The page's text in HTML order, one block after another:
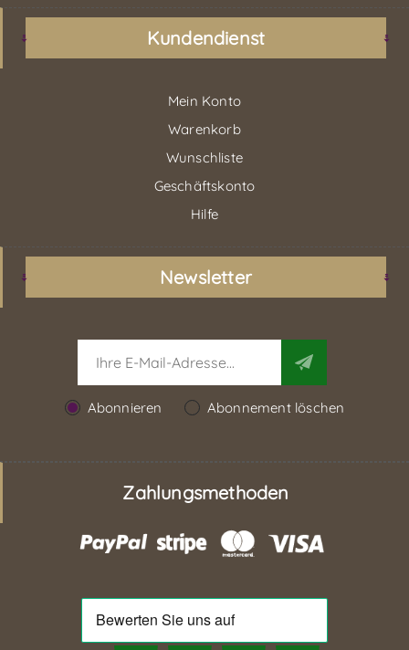
Kundendienst
Mein Konto
Warenkorb
Wunschliste
Geschäftskonto
Hilfe
Newsletter
Abonnieren Abonnement löschen
Zahlungsmethoden